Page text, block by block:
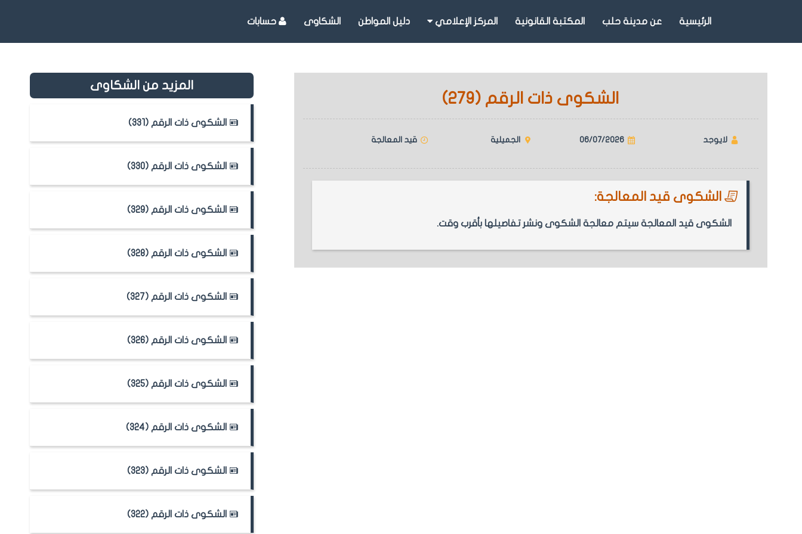
الرئيسية عن مدينة حلب المكتبة القانونية المركز الإعلامي دليل المواطن الشكاوى حسابات
الشكوى ذات الرقم (279)
لايوجد 06/07/2026 الجميلية قيد المعالجة
الشكوى قيد المعالجة:
الشكوى قيد المعالجة سيتم معالجة الشكوى ونشر تفاصيلها بأقرب وقت.
المزيد من الشكاوى
الشكوى ذات الرقم (331)
الشكوى ذات الرقم (330)
الشكوى ذات الرقم (329)
الشكوى ذات الرقم (328)
الشكوى ذات الرقم (327)
الشكوى ذات الرقم (326)
الشكوى ذات الرقم (325)
الشكوى ذات الرقم (324)
الشكوى ذات الرقم (323)
الشكوى ذات الرقم (322)